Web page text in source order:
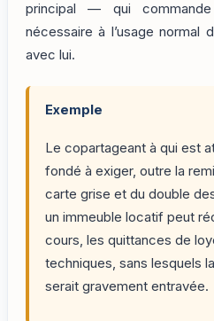
principal — qui
nécessaire à l’usage normal
avec lui.
Exemple
Le copartageant à qui est
fondé à exiger, outre la
carte grise et du double
un immeuble locatif peut
cours, les quittances de
techniques, sans lesquels
serait gravement entravée.